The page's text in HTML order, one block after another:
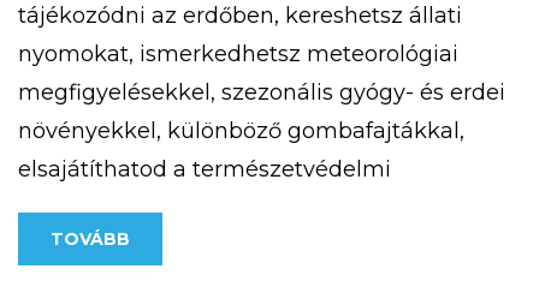
tájékozódni az erdőben, kereshetsz állati
nyomokat, ismerkedhetsz meteorológiai
megfigyelésekkel, szezonális gyógy- és erdei
növényekkel, különböző gombafajtákkal,
elsajátíthatod a természetvédelmi
alapismereteket, az iránytű és a térkép
használatát. Részt vehetsz patak túrán,
TOVÁBB